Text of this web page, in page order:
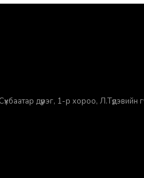
дүүрэг, 1-р хороо,